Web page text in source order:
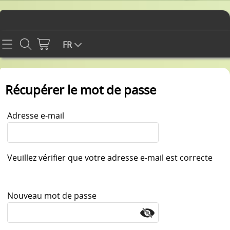
Accueil
Boutique en ligne
Carrosserie Chassis Intérieur
Accessoires
Équipement électrique
Trains avant, Directions
Informations
Contact
Mon compte
FR
Récupérer le mot de passe
Adresse e-mail
Veuillez vérifier que votre adresse e-mail est correcte
Nouveau mot de passe